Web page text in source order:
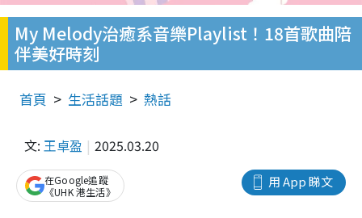
My Melody治癒系音樂Playlist！18首歌曲陪
伴美好時刻
首頁 生活話題 熱話
文: 王卓盈 2025.03.20
用 App 睇文
在Google追蹤
《UHK 港生活》